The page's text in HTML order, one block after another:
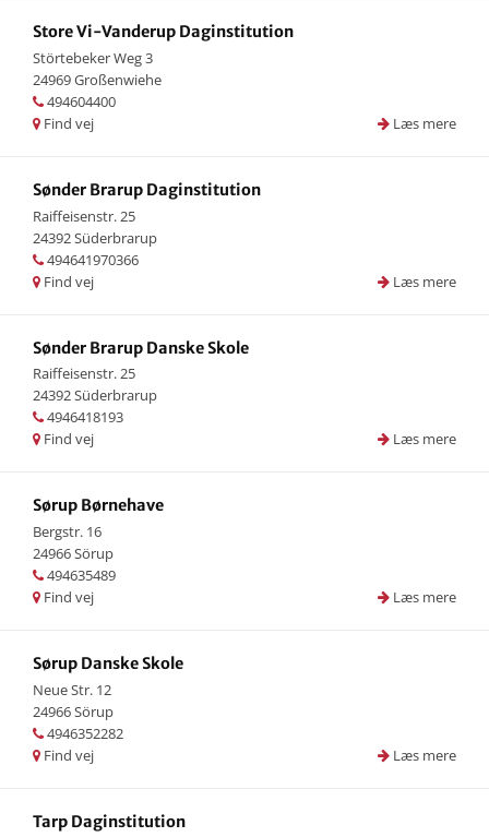
Store Vi-Vanderup Daginstitution
Störtebeker Weg 3
24969 Großenwiehe
494604400
Læs mere
Find vej
Sønder Brarup Daginstitution
Raiffeisenstr. 25
24392 Süderbrarup
494641970366
Læs mere
Find vej
Sønder Brarup Danske Skole
Raiffeisenstr. 25
24392 Süderbrarup
4946418193
Læs mere
Find vej
Sørup Børnehave
Bergstr. 16
24966 Sörup
494635489
Læs mere
Find vej
Sørup Danske Skole
Neue Str. 12
24966 Sörup
4946352282
Læs mere
Find vej
Tarp Daginstitution